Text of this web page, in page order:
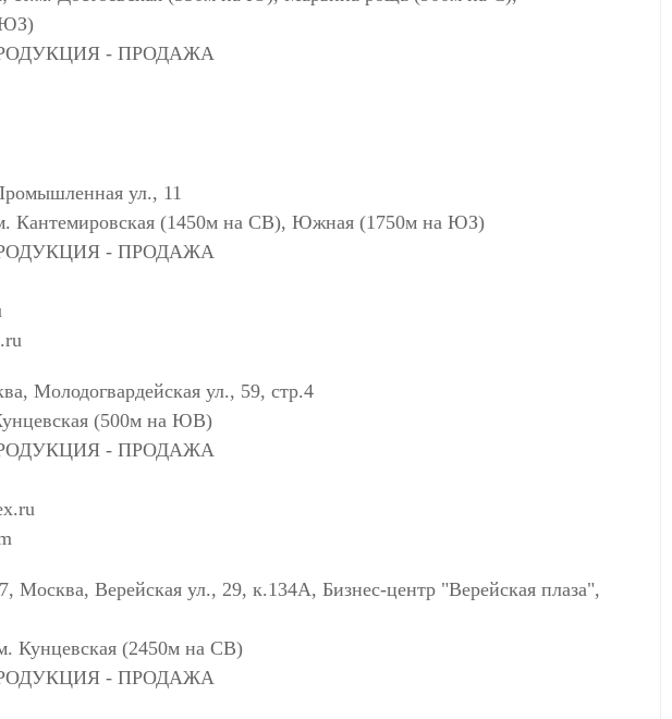
ЮЗ)
- ПРОДАЖА
ул., 11
(1450м на СВ), Южная (1750м на ЮЗ)
- ПРОДАЖА
Молодогвардейская ул., 59, стр.4
(500м на ЮВ)
- ПРОДАЖА
Верейская ул., 29, к.134А, Бизнес-центр "Верейская плаза",
Кунцевская (2450м на СВ)
- ПРОДАЖА